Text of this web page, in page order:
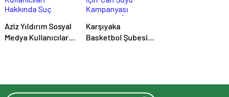
Aziz Yıldırım Sosyal
Medya Kullanıcıları
Karşıyaka
Basketbol Şubesi